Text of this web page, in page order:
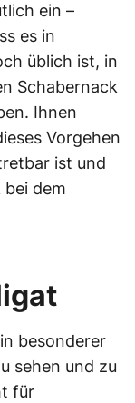
ein –
es in
üblich ist, in
Schabernack
Ihnen
Vorgehen
ist und
bei dem
besonderer
sehen und zu
für